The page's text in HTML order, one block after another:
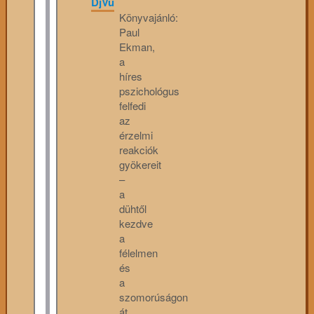
Könyvajánló:
Paul
Ekman,
a
híres
pszichológus
felfedi
az
érzelmi
reakciók
gyökereit
–
a
dühtől
kezdve
a
félelmen
és
a
szomorúságon